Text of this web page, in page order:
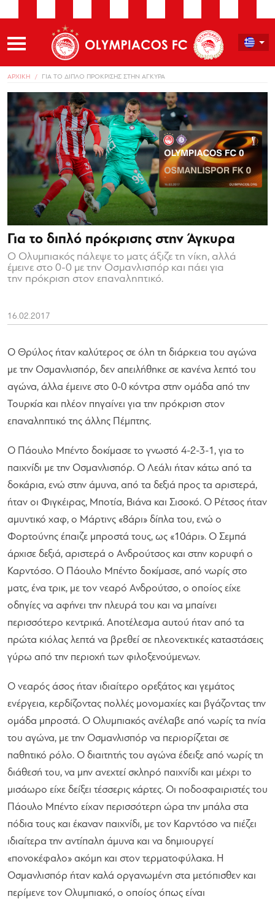
ΑΡΧΙΚΗ ΓΙΑ ΤΟ ΔΙΠΛΟ ΠΡΟΚΡΙΣΗΣ ΣΤΗΝ ΑΓΚΥΡΑ
Για το διπλό πρόκρισης στην Άγκυρα
Ο Ολυμπιακός πάλεψε το ματς άξιζε τη νίκη, αλλά
έμεινε στο 0-0 με την Οσμανλισπόρ και πάει για
την πρόκριση στον επαναληπτικό.
16.02.2017
Ο Θρύλος ήταν καλύτερος σε όλη τη διάρκεια του αγώνα
με την Οσμανλισπόρ, δεν απειλήθηκε σε κανένα λεπτό του
αγώνα, άλλα έμεινε στο 0-0 κόντρα στην ομάδα από την
Τουρκία και πλέον πηγαίνει για την πρόκριση στον
επαναληπτικό της άλλης Πέμπτης.
Ο Πάουλο Μπέντο δοκίμασε το γνωστό 4-2-3-1, για το
παιχνίδι με την Οσμανλισπόρ. Ο Λεάλι ήταν κάτω από τα
δοκάρια, ενώ στην άμυνα, από τα δεξιά προς τα αριστερά,
ήταν οι Φιγκέιρας, Μποτία, Βιάνα και Σισοκό. Ο Ρέτσος ήταν
αμυντικό χαφ, ο Μάρτινς «8άρι» δίπλα του, ενώ ο
Φορτούνης έπαιζε μπροστά τους, ως «10άρι». Ο Σεμπά
άρχισε δεξιά, αριστερά ο Ανδρούτσος και στην κορυφή ο
Καρντόσο. Ο Πάουλο Μπέντο δοκίμασε, από νωρίς στο
ματς, ένα τρικ, με τον νεαρό Ανδρούτσο, ο οποίος είχε
οδηγίες να αφήνει την πλευρά του και να μπαίνει
περισσότερο κεντρικά. Αποτέλεσμα αυτού ήταν από τα
πρώτα κιόλας λεπτά να βρεθεί σε πλεονεκτικές καταστάσεις
γύρω από την περιοχή των φιλοξενούμενων.
Ο νεαρός άσος ήταν ιδιαίτερο ορεξάτος και γεμάτος
ενέργεια, κερδίζοντας πολλές μονομαχίες και βγάζοντας την
ομάδα μπροστά. Ο Ολυμπιακός ανέλαβε από νωρίς τα ηνία
του αγώνα, με την Οσμανλισπόρ να περιορίζεται σε
παθητικό ρόλο. Ο διαιτητής του αγώνα έδειξε από νωρίς τη
διάθεσή του, να μην ανεχτεί σκληρό παιχνίδι και μέχρι το
μισάωρο είχε δείξει τέσσερις κάρτες. Οι ποδοσφαιριστές του
Πάουλο Μπέντο είχαν περισσότερη ώρα την μπάλα στα
πόδια τους και έκαναν παιχνίδι, με τον Καρντόσο να πιέζει
ιδιαίτερα την αντίπαλη άμυνα και να δημιουργεί
«πονοκέφαλο» ακόμη και στον τερματοφύλακα. Η
Οσμανλισπόρ ήταν καλά οργανωμένη στα μετόπισθεν και
περίμενε τον Ολυμπιακό, ο οποίος όπως είναι